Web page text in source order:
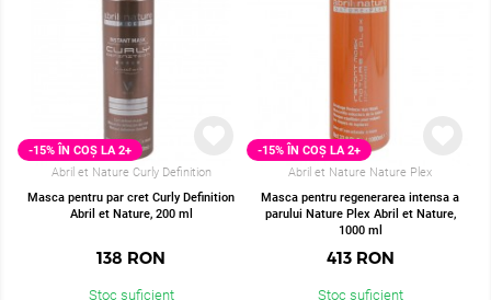
-15% ÎN COȘ LA 2+
Abril et Nature Curly Definition
Masca pentru par cret Curly Definition
Abril et Nature, 200 ml
138 RON
Stoc suficient
-15% ÎN COȘ LA 2+
Abril et Nature Nature Plex
Masca pentru regenerarea intensa a
parului Nature Plex Abril et Nature,
1000 ml
413 RON
Stoc suficient